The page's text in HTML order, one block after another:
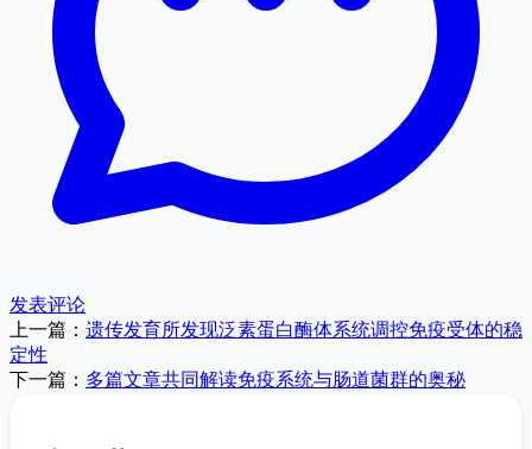
发表评论
上一篇： 遗传发育所发现泛素蛋白酶体系统调控免疫受体的稳
定性
下一篇： 多篇文章共同解读免疫系统与肠道菌群的奥秘